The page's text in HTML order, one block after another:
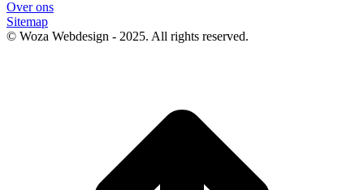
Over ons
Sitemap
© Woza Webdesign - 2025. All rights reserved.